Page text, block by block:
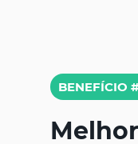
BENEFÍCIO